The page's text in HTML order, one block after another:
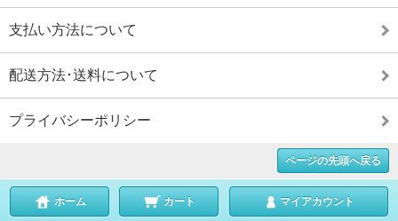
支払い方法について
配送方法･送料について
プライバシーポリシー
ページの先頭へ戻る
ホーム カート マイアカウント